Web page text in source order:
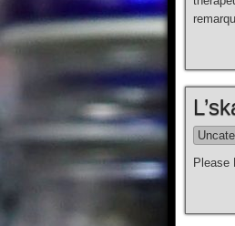
Please